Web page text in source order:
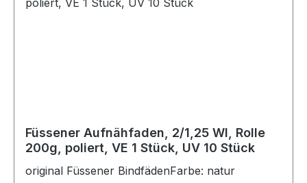
Füssener Aufnähfaden, 2/1,25 WI, Rolle
200g, poliert, VE 1 Stück, UV 10 Stück
original Füssener BindfädenFarbe: natur